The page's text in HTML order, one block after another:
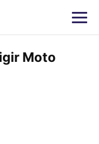
Moto